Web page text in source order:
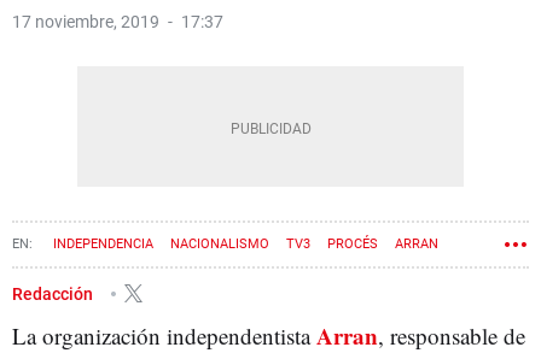
17 noviembre, 2019 17:37
INDEPENDENCIA NACIONALISMO TV3 PROCÉS ARRAN
Redacción
La organización independentistaArran, responsable de